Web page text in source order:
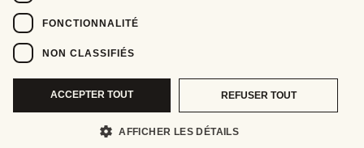
FONCTIONNALITÉ
NON CLASSIFIÉS
ACCEPTER TOUT REFUSER TOUT
AFFICHER LES DÉTAILS